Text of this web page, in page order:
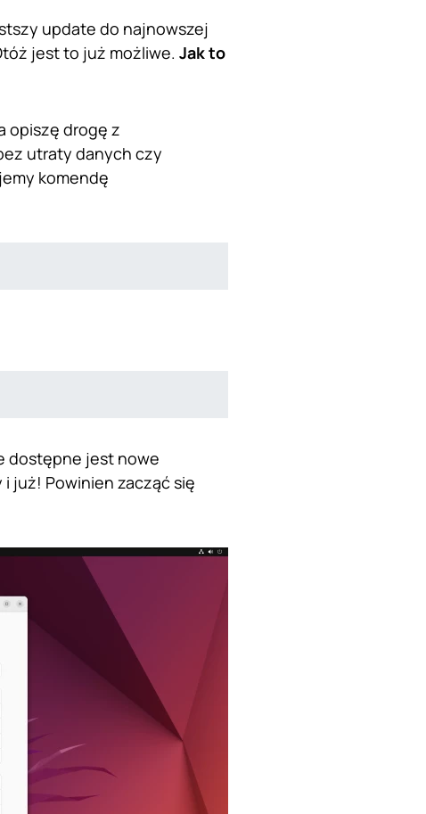
update do najnowszej
jest to już możliwe. Jak to
opiszę drogę z
utraty danych czy
komendę
dostępne jest nowe
już! Powinien zacząć się